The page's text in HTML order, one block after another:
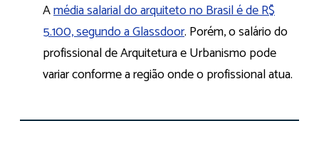
Amédia salarial do arquiteto no Brasil é de R$
5.100, segundo a Glassdoor. Porém, o salário do
profissional de Arquitetura e Urbanismo pode
variar conforme a região onde o profissional atua.